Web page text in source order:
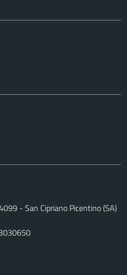
- San Cipriano Picentino (SA)